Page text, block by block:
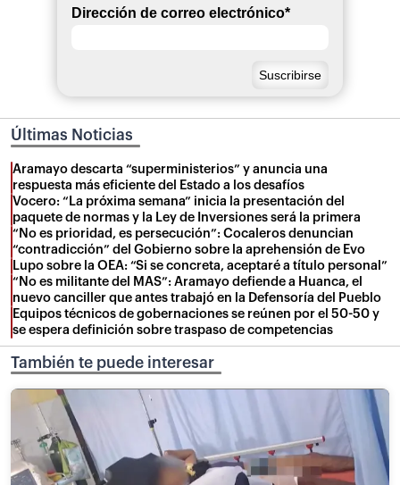
Dirección de correo electrónico*
Últimas Noticias
Aramayo descarta “superministerios” y anuncia una
respuesta más eficiente del Estado a los desafíos
Vocero: “La próxima semana” inicia la presentación del
paquete de normas y la Ley de Inversiones será la primera
“No es prioridad, es persecución”: Cocaleros denuncian
“contradicción” del Gobierno sobre la aprehensión de Evo
Lupo sobre la OEA: “Si se concreta, aceptaré a título personal”
“No es militante del MAS”: Aramayo defiende a Huanca, el
nuevo canciller que antes trabajó en la Defensoría del Pueblo
Equipos técnicos de gobernaciones se reúnen por el 50-50 y
se espera definición sobre traspaso de competencias
También te puede interesar